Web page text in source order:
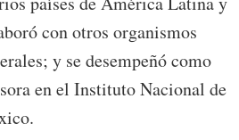
con otros organismos
y se desempeñó como
en el Instituto Nacional de